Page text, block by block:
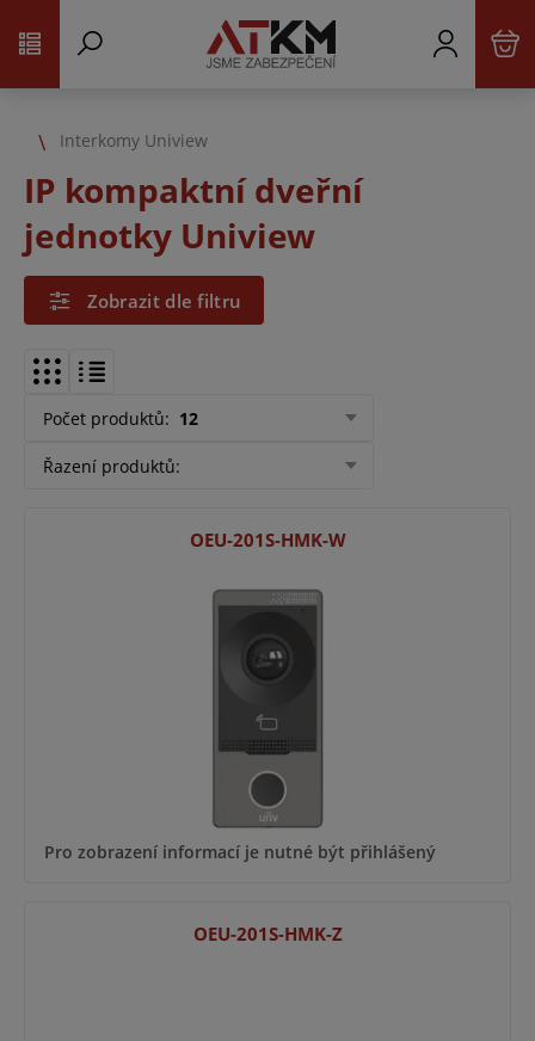
Interkomy Uniview
IP kompaktní dveřní
jednotky Uniview
Zobrazit dle filtru
Počet produktů: 12
Řazení produktů:
OEU-201S-HMK-W
Pro zobrazení informací je nutné být přihlášený
OEU-201S-HMK-Z